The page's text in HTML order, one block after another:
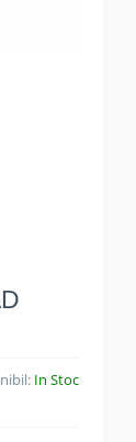
In Stoc